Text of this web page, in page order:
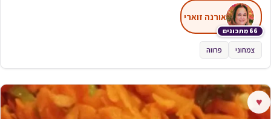
66 מתכונים
אורנה זוארי
צמחוני פרווה
♥